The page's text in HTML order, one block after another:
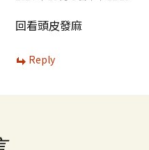
回看頭皮發麻
Reply